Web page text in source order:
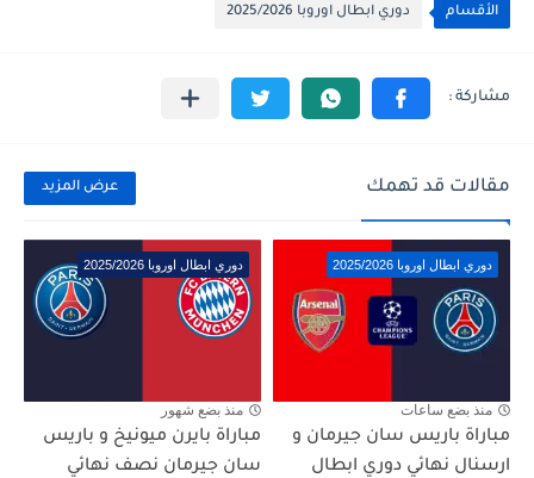
الأقسام دوري ابطال اوروبا 2025/2026
مقالات قد تهمك عرض المزيد
دوري ابطال اوروبا 2025/2026
منذ بضع ساعات
مباراة باريس سان جيرمان و
ارسنال نهائي دوري ابطال
دوري ابطال اوروبا 2025/2026
منذ بضع شهور
مباراة بايرن ميونيخ و باريس
سان جيرمان نصف نهائي